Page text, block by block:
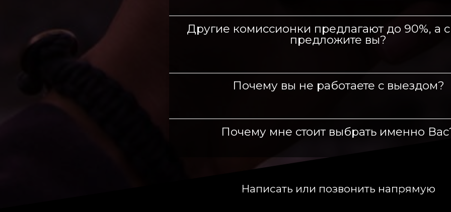
Другие комиссионки предлагают до 90%, а
предложите вы?
Почему вы не работаете с выездом?
Почему мне стоит выбрать именно
Написать или позвонить напрямую